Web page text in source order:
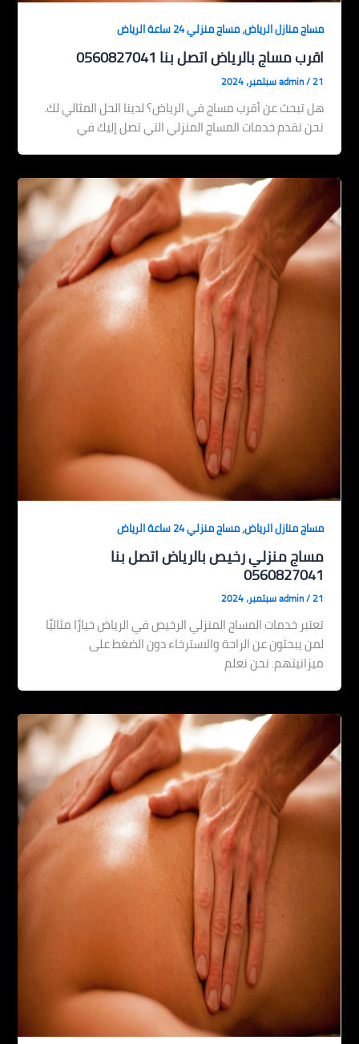
مساج منازل الرياض,مساج منزلي 24 ساعة الرياض
اقرب مساج بالرياض اتصل بنا 0560827041
admin/21 سبتمبر، 2024
هل تبحث عن أقرب مساج في الرياض؟ لدينا الحل المثالي لك.
نحن نقدم خدمات المساج المنزلي التي تصل إليك في
مساج منازل الرياض,مساج منزلي 24 ساعة الرياض
مساج منزلي رخيص بالرياض اتصل بنا
0560827041
admin/21 سبتمبر، 2024
تعتبر خدمات المساج المنزلي الرخيص في الرياض خيارًا مثاليًا
لمن يبحثون عن الراحة والاسترخاء دون الضغط على
ميزانيتهم. نحن نعلم